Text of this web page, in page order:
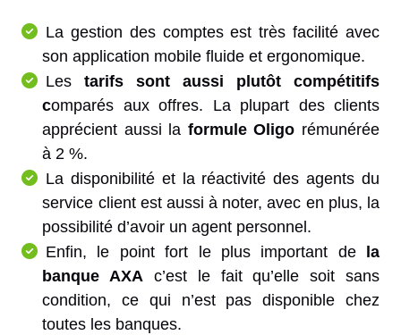
La gestion des comptes est très facilité avec
son application mobile fluide et ergonomique.
Les tarifs sont aussi plutôt compétitifs
comparés aux offres. La plupart des clients
apprécient aussi la formule Oligo rémunérée
à 2 %.
La disponibilité et la réactivité des agents du
service client est aussi à noter, avec en plus, la
possibilité d’avoir un agent personnel.
Enfin, le point fort le plus important dela
banque AXA c’est le fait qu’elle soit sans
condition, ce qui n’est pas disponible chez
toutes les banques.